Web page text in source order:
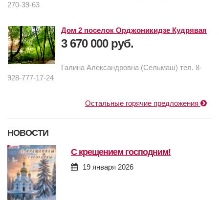
270-39-63
Дом 2 поселок Орджоникидзе Кудрявая
3 670 000 руб.
Галина Александровна (Сельмаш) тел. 8-
928-777-17-24
Остальные горячие предложения
НОВОСТИ
с крещением господним!
19 января 2026